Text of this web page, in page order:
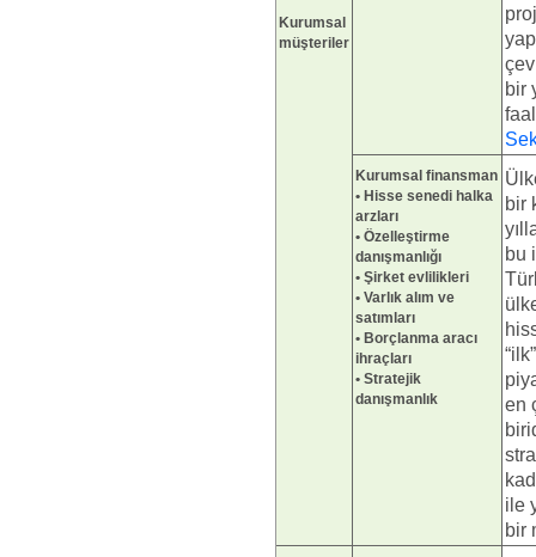
Kurumsal
müşteriler
bir
Kurumsal finansman
• Hisse senedi halka
arzları
• Özelleştirme
danışmanlığı
• Şirket evlilikleri
• Varlık alım ve
satımları
• Borçlanma aracı
ihraçları
• Stratejik
danışmanlık
bir
bu
en
ile
bir